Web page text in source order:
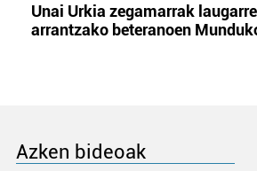
Unai Urkia zegamarrak
arrantzako beteranoen
Azken bideoak